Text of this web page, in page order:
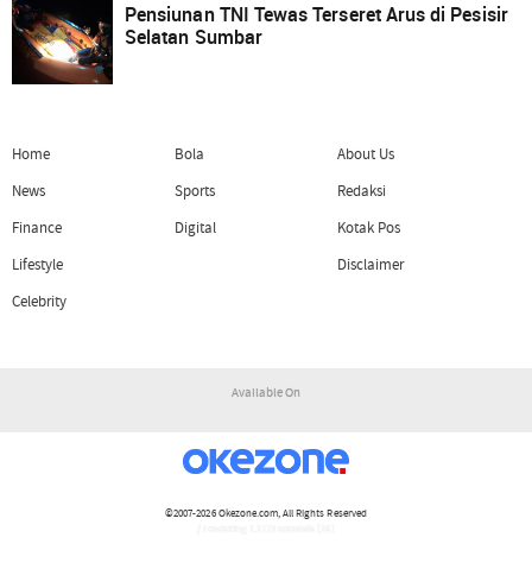
Pensiunan TNI Tewas Terseret Arus di Pesisir
Selatan Sumbar
Home
News
Finance
Lifestyle
Celebrity
Bola
Sports
Digital
About Us
Redaksi
Kotak Pos
Disclaimer
Available On
©2007-2026Okezone.com, All Rights Reserved